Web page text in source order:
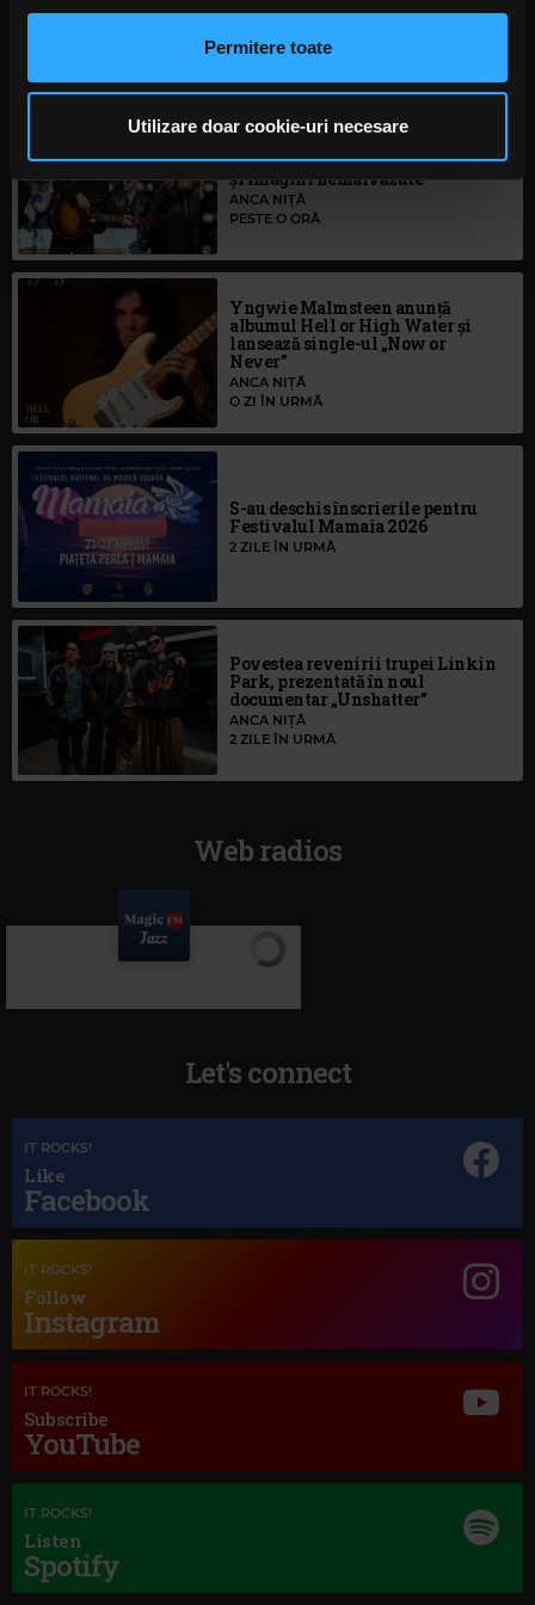
anunțurile, pentru a oferi funcții de rețele sociale și pentru
a analiza traficul. De asemenea, le oferim partenerilor de
privire la modul în care folosiți site-ul nostru. Aceștia le
pot combina cu alte informații oferite de dvs. sau culese
continuați să utilizați website-ul nostru, sunteți de acord
cu utilizarea modulelor noastre cookie.
Permitere toate
Utilizare doar cookie-uri necesare
Rock News
YouTube cu transmisie non-stop
și imagini nemaivăzute
ANCA NIȚĂ
PESTE O ORĂ
Yngwie Malmsteen anunță
albumul Hell or High Water și
lansează single-ul „Now or
Never”
ANCA NIȚĂ
O ZI ÎN URMĂ
S-au deschis înscrierile pentru
Festivalul Mamaia 2026
2 ZILE ÎN URMĂ
Povestea revenirii trupei Linkin
Park, prezentată în noul
documentar „Unshatter”
ANCA NIȚĂ
2 ZILE ÎN URMĂ
Web radios
Let's connect
IT ROCKS!
Like
Facebook
IT ROCKS!
Follow
Instagram
IT ROCKS!
Subscribe
YouTube
IT ROCKS!
Listen
Spotify